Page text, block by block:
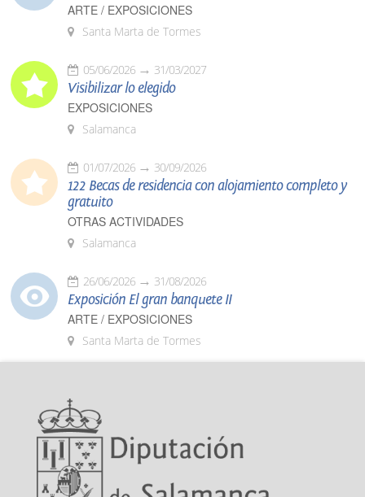
ARTE / EXPOSICIONES
Santa Marta de Tormes
05/06/2026 31/03/2027
Visibilizar lo elegido
EXPOSICIONES
Salamanca
01/07/2026 30/09/2026
122 Becas de residencia con alojamiento completo y
gratuito
OTRAS ACTIVIDADES
Salamanca
26/06/2026 31/08/2026
Exposición El gran banquete II
ARTE / EXPOSICIONES
Santa Marta de Tormes